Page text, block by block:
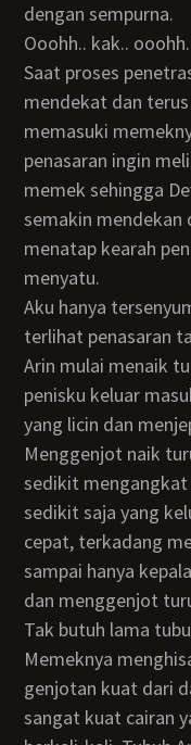
dengan sempurna.
ooohh.. kak..
Saat proses penetrasi itu terjadi aku lihat Devi
mendekat dan
memasuki
penasaran ingin
memek sehingga
semakin
menatap kearah
menyatu.
Aku hanya tersenyum melihat tingkahnya Devi yang
terlihat penasaran
Arin mulai menaik turunkan pantatnya membuat
penisku keluar
yang licin dan
Menggenjot naik turun dengan konstan, kadang
sedikit
sedikit saja yang
cepat, terkadang
sampai hanya
dan menggenjot
Tak butuh lama
memeknya menghisap kuat penisku, dengan satu
genjotan kuat dari
sangat kuat cairan